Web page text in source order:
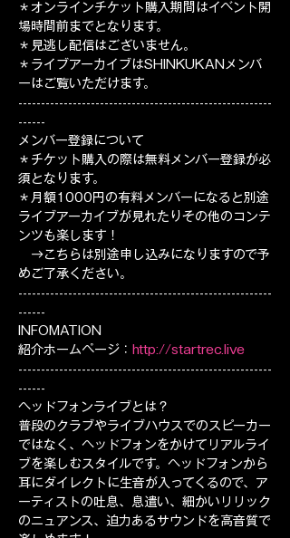
＊オンラインチケット購入期間はイベント開
場時間前までとなります。
＊見逃し配信はございません。
＊ライブアーカイブはSHINKUKANメンバ
ーはご覧いただけます。
--------------------------------------------------------
------
メンバー登録について
＊チケット購入の際は無料メンバー登録が必
須となります。
＊月額1000円の有料メンバーになると別途
ライブアーカイブが見れたりその他のコンテ
ンツも楽します！
→こちらは別途申し込みになりますので予
めご了承ください。
--------------------------------------------------------
------
INFOMATION
紹介ホームページ： http://startrec.live
--------------------------------------------------------
------
ヘッドフォンライブとは？
普段のクラブやライブハウスでのスピーカー
ではなく、ヘッドフォンをかけてリアルライ
ブを楽しむスタイルです。ヘッドフォンから
耳にダイレクトに生音が入ってくるので、ア
ーティストの吐息、息遣い、細かいリリック
のニュアンス、迫力あるサウンドを高音質で